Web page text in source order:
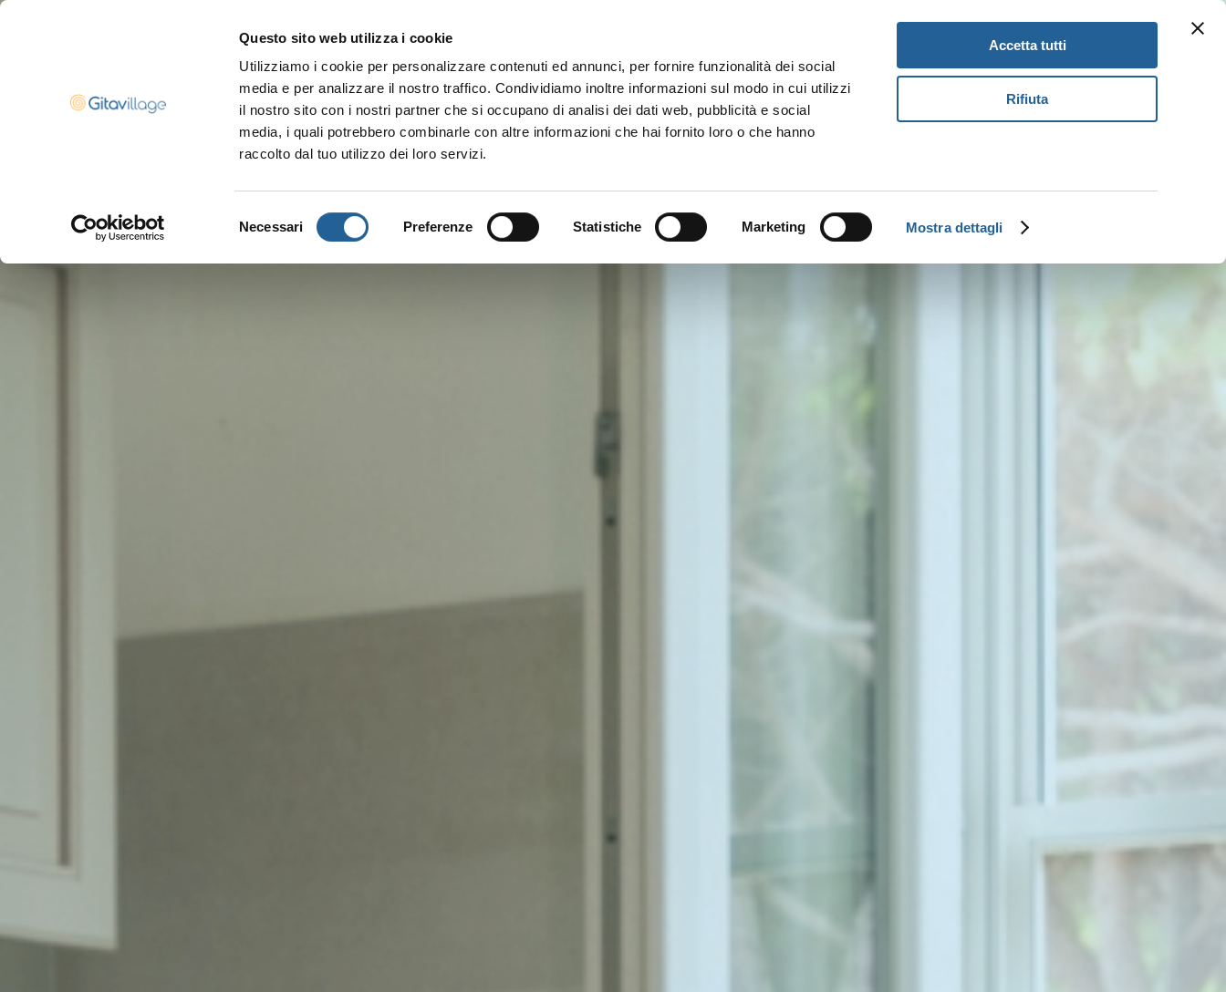
Questo sito web utilizza i cookie
Utilizziamo i cookie per personalizzare contenuti ed annunci, per fornire funzionalità dei social
media e per analizzare il nostro traffico. Condividiamo inoltre informazioni sul modo in cui utilizzi
il nostro sito con i nostri partner che si occupano di analisi dei dati web, pubblicità e social
media, i quali potrebbero combinarle con altre informazioni che hai fornito loro o che hanno
raccolto dal tuo utilizzo dei loro servizi.
del
Necessari Preferenze Statistiche Marketing Mostra dettagli
Accetta tutti
Rifiuta
Newsletter Gift Card
Navigazione servizi Prenota